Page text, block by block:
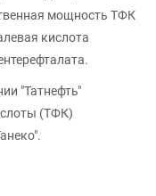
мощность ТФК
кислота
"Татнефть"
(ТФК)